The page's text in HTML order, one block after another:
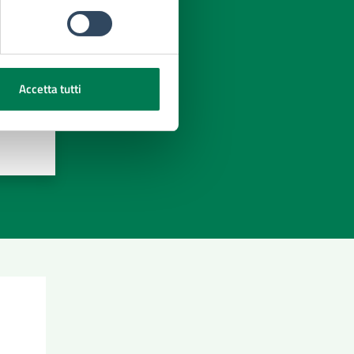
Accetta tutti